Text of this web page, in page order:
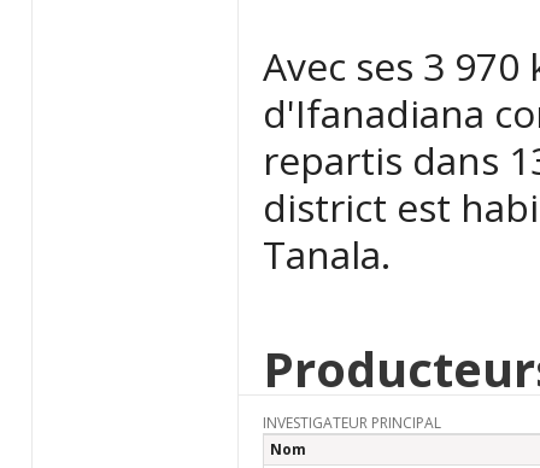
Avec ses 3
d'Ifanadiana
repartis dans
district est
Tanala.
INVESTIGATEUR PRINCIPAL
Nom